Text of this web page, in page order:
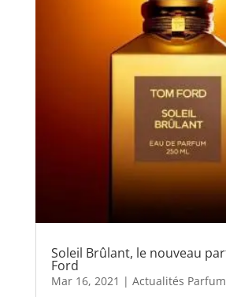
Soleil Brûlant, le nouveau
Ford
Mar 16, 2021 | Actualités Parfum